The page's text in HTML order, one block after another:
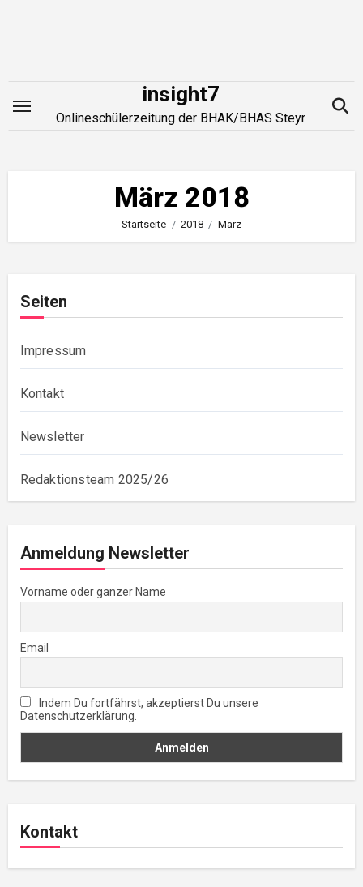
insight7
Onlineschülerzeitung der BHAK/BHAS Steyr
März 2018
Startseite 2018 März
Seiten
Impressum
Kontakt
Newsletter
Redaktionsteam 2025/26
Anmeldung Newsletter
Vorname oder ganzer Name
Email
Indem Du fortfährst, akzeptierst Du unsere
Datenschutzerklärung.
Kontakt